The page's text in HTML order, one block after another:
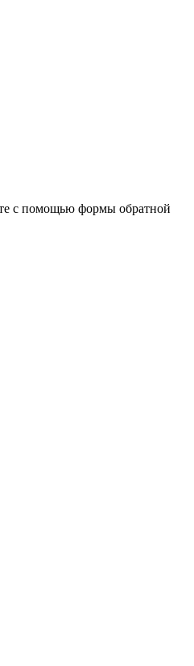
с помощью формы обратной